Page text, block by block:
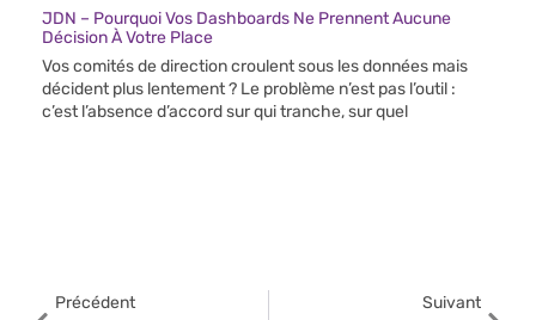
JDN – Pourquoi Vos Dashboards Ne Prennent Aucune
Décision À Votre Place
Vos comités de direction croulent sous les données mais
décident plus lentement ? Le problème n’est pas l’outil :
c’est l’absence d’accord sur qui tranche, sur quel
Précédent Suivant